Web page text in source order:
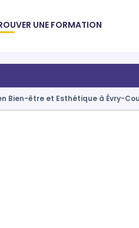
UNE FORMATION
Bien-être et Esthétique à Évry-